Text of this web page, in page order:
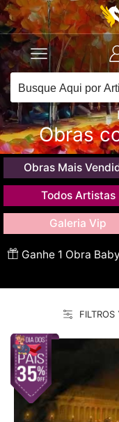
Obras
Obras Mais
Todos Artistas
Galeria Vip
Ganhe 1 Obra